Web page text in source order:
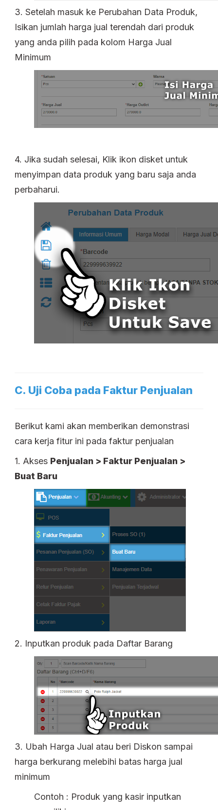
3. Setelah masuk ke Perubahan Data Produk,
Isikan jumlah harga jual terendah dari produk
yang anda pilih pada kolom Harga Jual
Minimum
4. Jika sudah selesai, Klik ikon disket untuk
menyimpan data produk yang baru saja anda
perbaharui.
C. Uji Coba pada Faktur Penjualan
Berikut kami akan memberikan demonstrasi
cara kerja fitur ini pada faktur penjualan
1. Akses Penjualan > Faktur Penjualan >
Buat Baru
2. Inputkan produk pada Daftar Barang
3. Ubah Harga Jual atau beri Diskon sampai
harga berkurang melebihi batas harga jual
minimum
Contoh : Produk yang kasir inputkan